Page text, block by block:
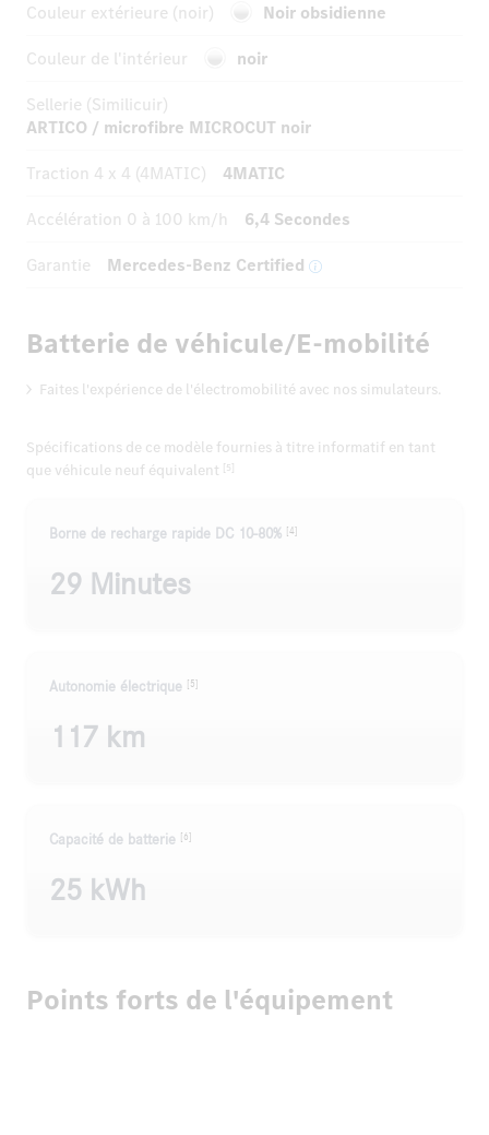
Couleur extérieure (noir)
Noir obsidienne
Couleur de l'intérieur
noir
Sellerie (Similicuir)
ARTICO / microfibre MICROCUT noir
Traction 4 x 4 (4MATIC)
4MATIC
Accélération 0 à 100 km/h
6,4 Secondes
Garantie
Mercedes-Benz Certified
Batterie de véhicule/E-mobilité
Faites l'expérience de l'électromobilité avec nos simulateurs.
Spécifications de ce modèle fournies à titre informatif en tant
que véhicule neuf équivalent [5]
Borne de recharge rapide DC 10-80% [4]
29 Minutes
Autonomie électrique [5]
117 km
Capacité de batterie [6]
25 kWh
Points forts de l'équipement